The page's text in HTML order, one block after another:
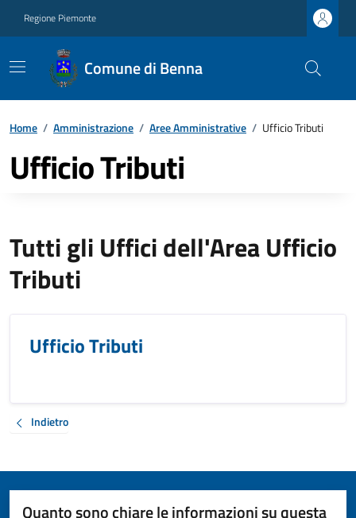
Regione Piemonte
Comune di Benna
Home / Amministrazione / Aree Amministrative / Ufficio Tributi
Ufficio Tributi
Tutti gli Uffici dell'Area Ufficio
Tributi
Ufficio Tributi
Indietro
Quanto sono chiare le informazioni su questa